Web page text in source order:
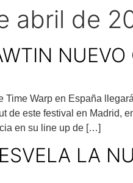
abril de
Time Warp en España
de este festival en Madrid,
en su line up de […]
LA